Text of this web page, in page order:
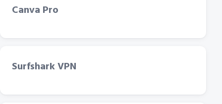
Canva Pro
Surfshark VPN